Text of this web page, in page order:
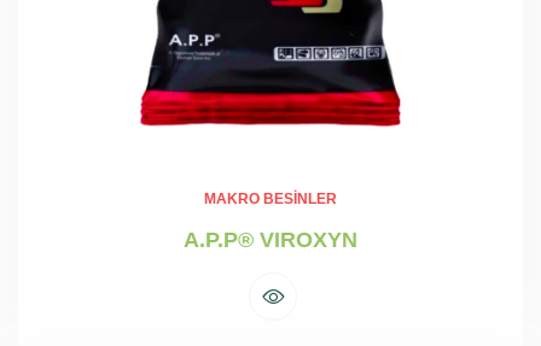
MAKRO BESINLER
A.P.P® VIROXYN